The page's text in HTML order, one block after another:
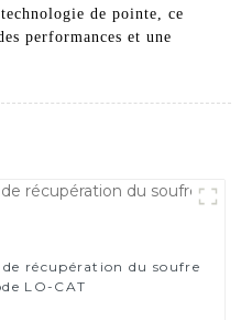
de pointe, ce
performances et une
récupération du soufre
LO-CAT